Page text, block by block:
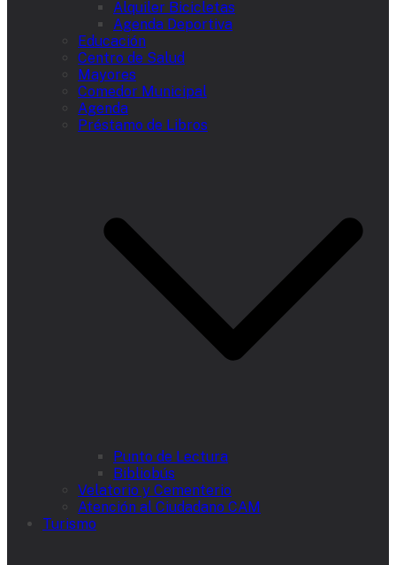
Alquiler Bicicletas
Agenda Deportiva
Educación
Centro de Salud
Mayores
Comedor Municipal
Agenda
Préstamo de Libros
Punto de Lectura
Bibliobús
Velatorio y Cementerio
Atención al Ciudadano CAM
Turismo